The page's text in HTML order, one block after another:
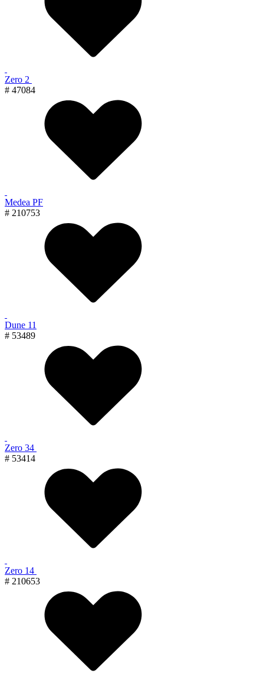
Zero 2
# 47084
Medea PF
# 210753
Dune 11
# 53489
Zero 34
# 53414
Zero 14
# 210653